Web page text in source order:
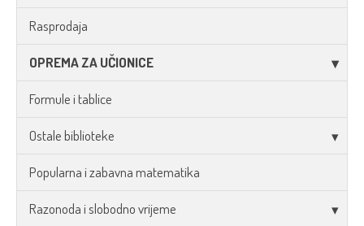
Rasprodaja
OPREMA ZA UČIONICE
Formule i tablice
Ostale biblioteke
Popularna i zabavna matematika
Razonoda i slobodno vrijeme